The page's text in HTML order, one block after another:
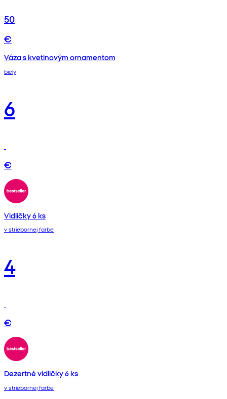
50
€
Váza s kvetinovým ornamentom
biely
6
€
Vidličky 6 ks
v striebornej farbe
4
€
Dezertné vidličky 6 ks
v striebornej farbe